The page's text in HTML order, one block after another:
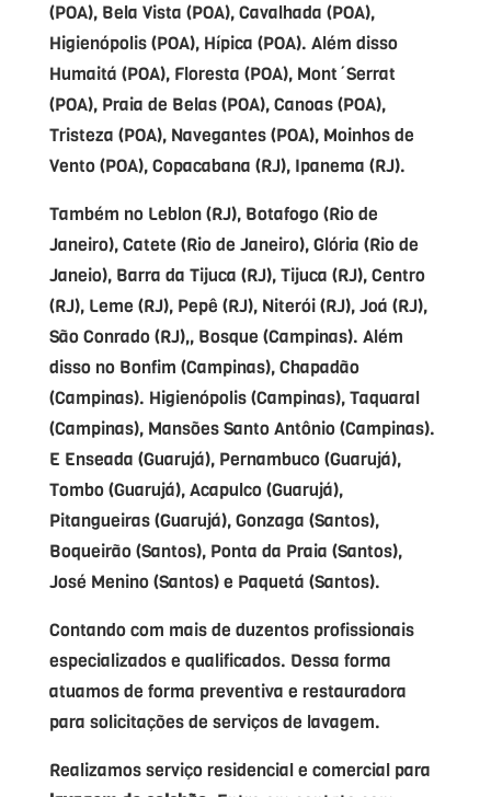
(POA), Bela Vista (POA), Cavalhada (POA),
Higienópolis (POA), Hípica (POA). Além disso
Humaitá (POA), Floresta (POA), Mont´Serrat
(POA), Praia de Belas (POA), Canoas (POA),
Tristeza (POA), Navegantes (POA), Moinhos de
Vento (POA), Copacabana (RJ), Ipanema (RJ).
Também no Leblon (RJ), Botafogo (Rio de
Janeiro), Catete (Rio de Janeiro), Glória (Rio de
Janeio), Barra da Tijuca (RJ), Tijuca (RJ), Centro
(RJ), Leme (RJ), Pepê (RJ), Niterói (RJ), Joá (RJ),
São Conrado (RJ),, Bosque (Campinas). Além
disso no Bonfim (Campinas), Chapadão
(Campinas). Higienópolis (Campinas), Taquaral
(Campinas), Mansões Santo Antônio (Campinas).
E Enseada (Guarujá), Pernambuco (Guarujá),
Tombo (Guarujá), Acapulco (Guarujá),
Pitangueiras (Guarujá), Gonzaga (Santos),
Boqueirão (Santos), Ponta da Praia (Santos),
José Menino (Santos) e Paquetá (Santos).
Contando com mais de duzentos profissionais
especializados e qualificados. Dessa forma
atuamos de forma preventiva e restauradora
para solicitações de serviços de lavagem.
Realizamos serviço residencial e comercial para